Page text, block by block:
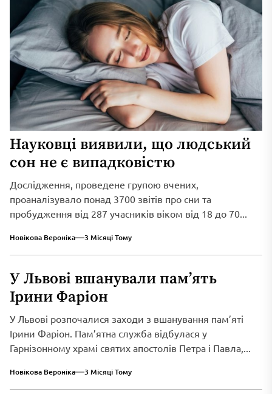
Науковці виявили, що людський
сон не є випадковістю
Дослідження, проведене групою вчених,
проаналізувало понад 3700 звітів про сни та
пробудження від 287 учасників віком від 18 до 70...
Новікова Вероніка 3 Місяці Тому
У Львові вшанували пам’ять
Ірини Фаріон
У Львові розпочалися заходи з вшанування пам’яті
Ірини Фаріон. Пам’ятна служба відбулася у
Гарнізонному храмі святих апостолів Петра і Павла,...
Новікова Вероніка 3 Місяці Тому